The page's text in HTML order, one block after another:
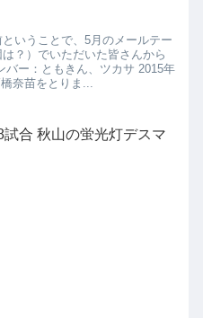
いうことで、5月のメールテー
？）でいただいた皆さんから
ー：ともきん、ツカサ 2015年
奈苗をとりま...
試合 秋山の蛍光灯デスマ